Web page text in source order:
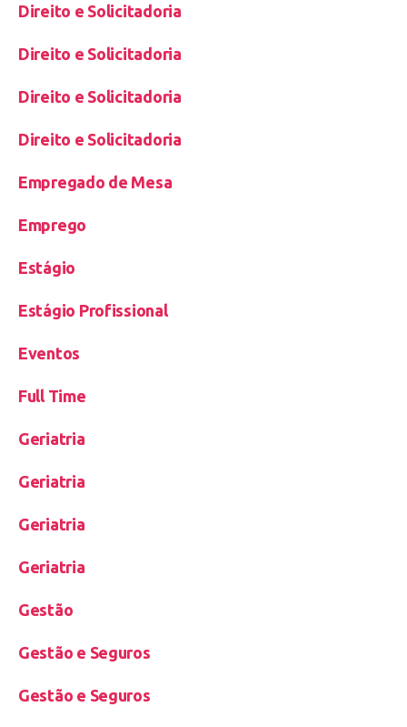
Direito e Solicitadoria
Direito e Solicitadoria
Direito e Solicitadoria
Direito e Solicitadoria
Empregado de Mesa
Emprego
Estágio
Estágio Profissional
Eventos
Full Time
Geriatria
Geriatria
Geriatria
Geriatria
Gestão
Gestão e Seguros
Gestão e Seguros